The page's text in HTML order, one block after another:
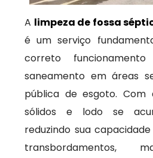
A limpeza de fossa
é um serviço
correto
saneamento em áreas
pública de esgoto. Com
sólidos e lodo se
reduzindo sua